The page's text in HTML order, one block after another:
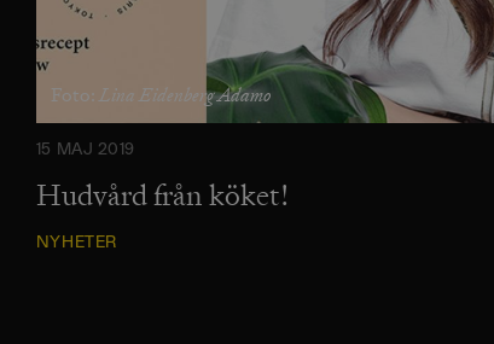
Foto: Lina Eidenberg Adamo
15 MAJ 2019
Hudvård från köket!
NYHETER